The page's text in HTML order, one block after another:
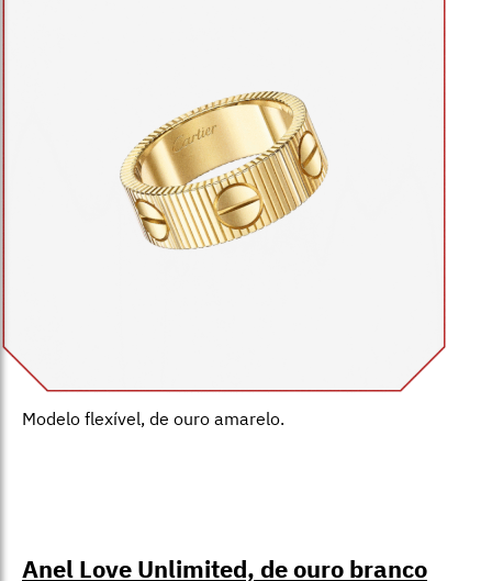
Modelo flexível, de ouro amarelo.
Anel Love Unlimited, de ouro branco